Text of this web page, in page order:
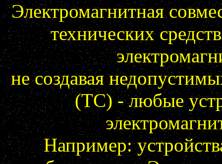
Электромагнитная
технических
не создавая
(ТС) - любые
Например: